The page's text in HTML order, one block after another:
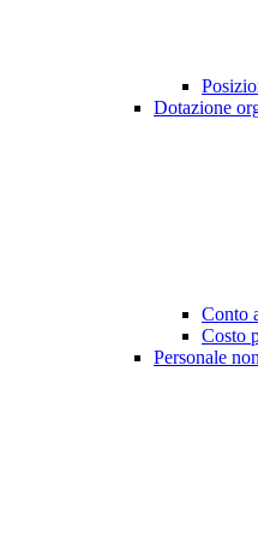
Dotazione
Conto
Costo
Personale